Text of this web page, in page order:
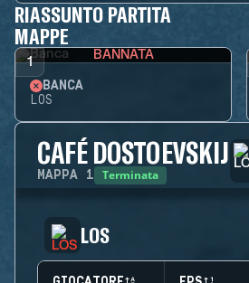
RIASSUNTO PARTITA
MAPPE
1 BANNATA
BANCA
LOS
CAFÉ DOSTOEVSKIJ
MAPPA 1 Terminata
LOS